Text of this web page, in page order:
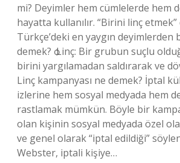
mi? Deyimler hem cümlelerde hem
hayatta kullanılır. “Birini linç etmek”
Türkçe’deki en yaygın deyimlerden
demek? ѻ Linç: Bir grubun suçlu
birini yargılamadan saldırarak ve
Linç kampanyası ne demek? İptal
izlerine hem sosyal medyada hem
rastlamak mümkün. Böyle bir
olan kişinin sosyal medyada özel
ve genel olarak “iptal edildiği”
Webster, iptali kişiye…